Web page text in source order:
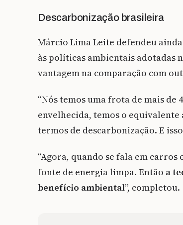
Descarbonização brasileira
Márcio Lima Leite defendeu
às políticas ambientais adotadas
vantagem na comparação com
“Nós temos uma frota de mais
envelhecida, temos o
termos de descarbonização. E
“Agora, quando se fala em
fonte de energia limpa. Então a
benefício ambiental”, completou.